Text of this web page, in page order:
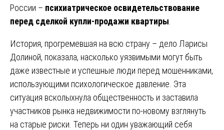
России – психиатрическое освидетельствование
перед сделкой купли-продажи квартиры
История, прогремевшая на всю страну – дело Ларисы
Долиной, показала, насколько уязвимыми могут быть
даже известные и успешные люди перед мошенниками,
использующими психологическое давление. Эта
ситуация всколыхнула общественность и заставила
участников рынка недвижимости по-новому взглянуть
на старые риски. Теперь ни один уважающий себя